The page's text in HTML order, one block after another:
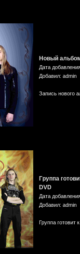
Новый
Дата
Добавил: admin
Запись нового
Группа
DVD
Дата
Добавил: admin
Группа готовит